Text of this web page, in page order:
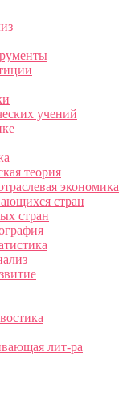
учений
теория
экономика
стран
стран
лит-ра